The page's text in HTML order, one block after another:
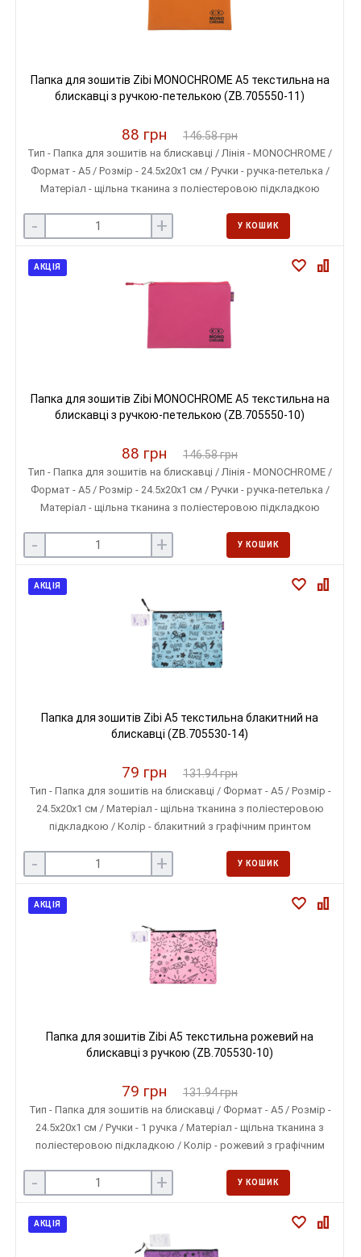
Папка для зошитів Zibi MONOCHROME A5 текстильна на
блискавці з ручкою-петелькою (ZB.705550-11)
88 грн 146.58 грн
Тип - Папка для зошитів на блискавці / Лінія - MONOCHROME /
Формат - A5 / Розмір - 24.5х20х1 см / Ручки - ручка-петелька /
Матеріал - щільна тканина з поліестеровою підкладкою
- + У КОШИК
АКЦІЯ
Папка для зошитів Zibi MONOCHROME A5 текстильна на
блискавці з ручкою-петелькою (ZB.705550-10)
88 грн 146.58 грн
Тип - Папка для зошитів на блискавці / Лінія - MONOCHROME /
Формат - A5 / Розмір - 24.5х20х1 см / Ручки - ручка-петелька /
Матеріал - щільна тканина з поліестеровою підкладкою
- + У КОШИК
АКЦІЯ
Папка для зошитів Zibi A5 текстильна блакитний на
блискавці (ZB.705530-14)
79 грн 131.94 грн
Тип - Папка для зошитів на блискавці / Формат - A5 / Розмір -
24.5х20х1 см / Матеріал - щільна тканина з поліестеровою
підкладкою / Колір - блакитний з графічним принтом
- + У КОШИК
АКЦІЯ
Папка для зошитів Zibi A5 текстильна рожевий на
блискавці з ручкою (ZB.705530-10)
79 грн 131.94 грн
Тип - Папка для зошитів на блискавці / Формат - A5 / Розмір -
24.5х20х1 см / Ручки - 1 ручка / Матеріал - щільна тканина з
поліестеровою підкладкою / Колір - рожевий з графічним
- + У КОШИК
АКЦІЯ